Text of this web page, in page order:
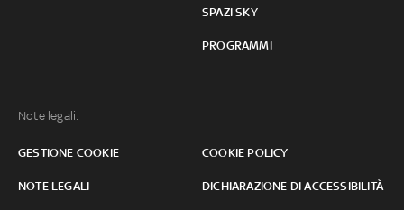
SPAZI SKY
PROGRAMMI
Note legali:
GESTIONE COOKIE COOKIE POLICY
NOTE LEGALI DICHIARAZIONE DI ACCESSIBILITÀ